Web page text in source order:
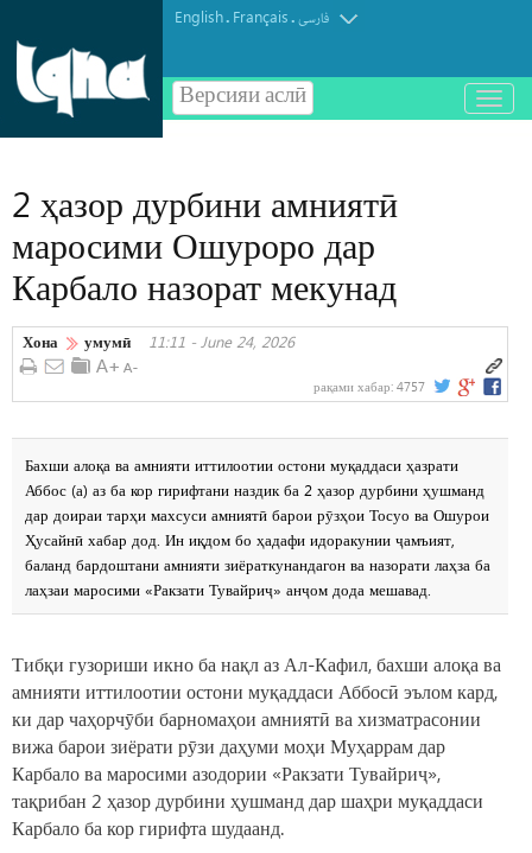
English. Français.فارسی
Версияи аслӣ
باز
و
2 ҳазор дурбини амниятӣ
маросими Ошуроро дар
Карбало назорат мекунад
Хона умумӣ 11:11 - June 24, 2026
рақами хабар: 4757
Бахши алоқа ва амнияти иттилоотии остони муқаддаси ҳазрати
Аббос (а) аз ба кор гирифтани наздик ба 2 ҳазор дурбини ҳушманд
дар доираи тарҳи махсуси амниятӣ барои рӯзҳои Тосуо ва Ошурои
Ҳусайнӣ хабар дод. Ин иқдом бо ҳадафи идоракунии ҷамъият,
баланд бардоштани амнияти зиёраткунандагон ва назорати лаҳза ба
лаҳзаи маросими «Ракзати Тувайриҷ» анҷом дода мешавад.
Тибқи гузориши икно ба нақл аз Ал-Кафил, бахши алоқа ва
амнияти иттилоотии остони муқаддаси Аббосӣ эълом кард,
ки дар чаҳорчӯби барномаҳои амниятӣ ва хизматрасонии
вижа барои зиёрати рӯзи даҳуми моҳи Муҳаррам дар
Карбало ва маросими азодории «Ракзати Тувайриҷ»,
тақрибан 2 ҳазор дурбини ҳушманд дар шаҳри муқаддаси
Карбало ба кор гирифта шудаанд.